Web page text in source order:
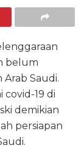
belum
Saudi.
covid-19 di
demikian
persiapan